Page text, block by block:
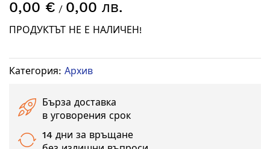
към
на
със
снимки
0,00 € / 0,00 лв.
ПРОДУКТЪТ НЕ Е НАЛИЧЕН!
Категория: Архив
Бърза доставка
в уговорения срок
14 дни за връщане